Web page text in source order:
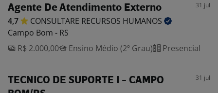
Agente De Atendimento Externo 31 jul
4,7 CONSULTARE RECURSOS HUMANOS
Campo Bom - RS
R$ 2.000,00
Ensino Médio (2º Grau) Presencial
TECNICO DE SUPORTE I - CAMPO
31 jul